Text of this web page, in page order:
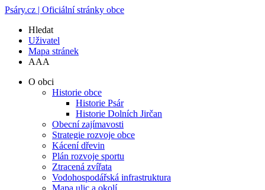
Psáry.cz | Oficiální stránky obce
Hledat
Uživatel
Mapa stránek
AAA
O obci
Historie obce
Historie Psár
Historie Dolních Jirčan
Obecní zajímavosti
Strategie rozvoje obce
Kácení dřevin
Plán rozvoje sportu
Ztracená zvířata
Vodohospodářská infrastruktura
Mapa ulic a okolí